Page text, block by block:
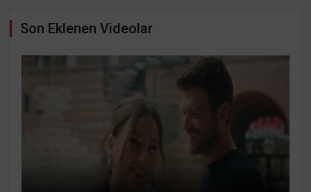
Son Eklenen Videolar